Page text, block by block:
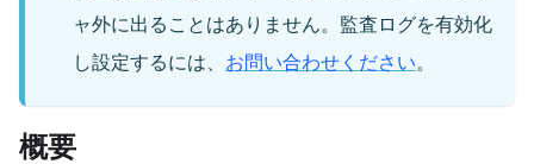
ャ外に出ることはありません。監査ログを有効化
し設定するには、 お問い合わせください。
概要